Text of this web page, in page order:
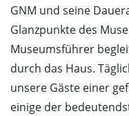
GNM und seine
Glanzpunkte des
Museumsführer
durch das Haus.
unsere Gäste einer
einige der